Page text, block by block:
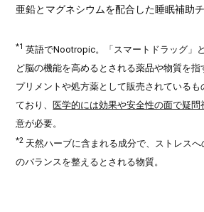
亜鉛とマグネシウムを配合した睡眠補助
*1 英語でNootropic。「スマートドラッグ」
ど脳の機能を高めるとされる薬品や物質を
プリメントや処方薬として販売されているも
ており、 医学的には効果や安全性の面で疑問
意が必要。
*2 天然ハーブに含まれる成分で、ストレス
のバランスを整えるとされる物質。